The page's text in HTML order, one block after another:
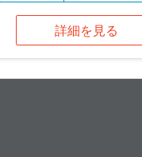
詳細を見る